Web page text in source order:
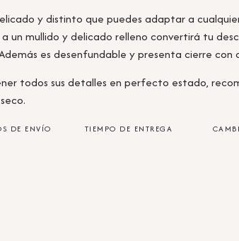
y distinto que puedes adaptar a
un mullido y delicado relleno convertirá tu
es desenfundable y presenta cierre con
todos sus detalles en perfecto estado,
DE ENVÍO TIEMPO DE ENTREGA